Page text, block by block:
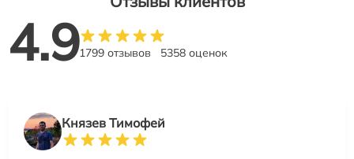
4.91799 отзывов 5358 оценок
Князев Тимофей